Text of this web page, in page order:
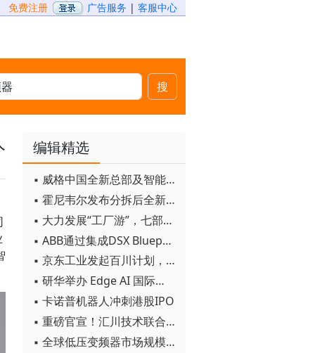
免费注册 广告服务 | 客服中心
搜
编辑精选
▪ 威格中国全新总部及智能工厂启用
▪ 霍尼韦尔发布分拆后全新品牌：霍尼韦尔科技与霍尼韦尔航空航天
▪ 大力发展“工厂游”，七部门联合发文！
▪ ABB通过集成DSX Blueprint AI基础设施，扩大与英伟达的合作
▪ 京东工业发起百川计划， 构建工业大模型新生态
▪ 研华举办 Edge AI 国际论坛
▪ 卡诺普机器人冲刺港股IPO
▪ 重磅官宣！汇川技术联合发起 D12 联盟，开创产教融合新范式
▪ 全球低压变频器市场规模2030年将超170亿美元